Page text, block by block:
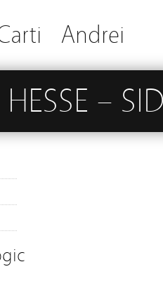
Andrei
–